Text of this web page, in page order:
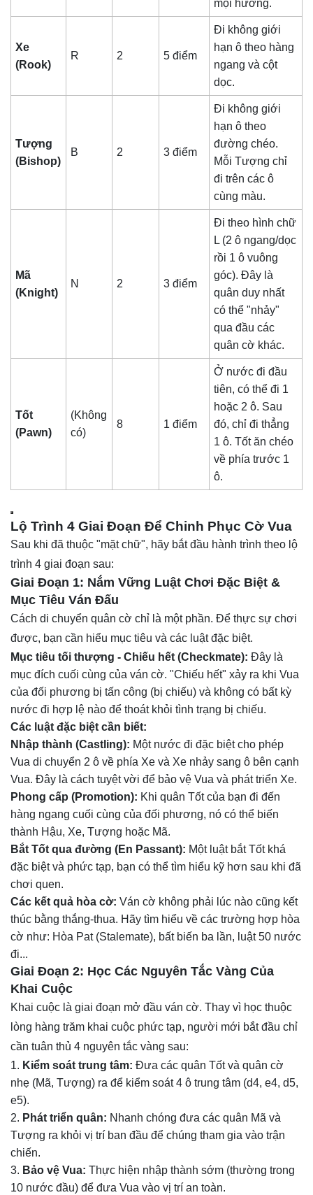
mọi hướng.
Xe
(Rook)
R 2 5 điểm
Đi không giới
hạn ô theo hàng
ngang và cột
dọc.
Tượng
(Bishop)
B 2 3 điểm
Đi không giới
hạn ô theo
đường chéo.
Mỗi Tượng chỉ
đi trên các ô
cùng màu.
Mã
(Knight)
N 2 3 điểm
Đi theo hình chữ
L (2 ô ngang/dọc
rồi 1 ô vuông
góc). Đây là
quân duy nhất
có thể "nhảy"
qua đầu các
quân cờ khác.
Tốt
(Pawn)
(Không
có)
8 1 điểm
Ở nước đi đầu
tiên, có thể đi 1
hoặc 2 ô. Sau
đó, chỉ đi thẳng
1 ô. Tốt ăn chéo
về phía trước 1
ô.
Lộ Trình 4 Giai Đoạn Để Chinh Phục Cờ Vua
Sau khi đã thuộc "mặt chữ", hãy bắt đầu hành trình theo lộ
trình 4 giai đoạn sau:
Giai Đoạn 1: Nắm Vững Luật Chơi Đặc Biệt &
Mục Tiêu Ván Đấu
Cách di chuyển quân cờ chỉ là một phần. Để thực sự chơi
được, bạn cần hiểu mục tiêu và các luật đặc biệt.
Mục tiêu tối thượng - Chiếu hết (Checkmate): Đây là
mục đích cuối cùng của ván cờ. "Chiếu hết" xảy ra khi Vua
của đối phương bị tấn công (bị chiếu) và không có bất kỳ
nước đi hợp lệ nào để thoát khỏi tình trạng bị chiếu.
Các luật đặc biệt cần biết:
Nhập thành (Castling): Một nước đi đặc biệt cho phép
Vua di chuyển 2 ô về phía Xe và Xe nhảy sang ô bên cạnh
Vua. Đây là cách tuyệt vời để bảo vệ Vua và phát triển Xe.
Phong cấp (Promotion): Khi quân Tốt của bạn đi đến
hàng ngang cuối cùng của đối phương, nó có thể biến
thành Hậu, Xe, Tượng hoặc Mã.
Bắt Tốt qua đường (En Passant): Một luật bắt Tốt khá
đặc biệt và phức tạp, bạn có thể tìm hiểu kỹ hơn sau khi đã
chơi quen.
Các kết quả hòa cờ: Ván cờ không phải lúc nào cũng kết
thúc bằng thắng-thua. Hãy tìm hiểu về các trường hợp hòa
cờ như: Hòa Pat (Stalemate), bất biến ba lần, luật 50 nước
đi...
Giai Đoạn 2: Học Các Nguyên Tắc Vàng Của
Khai Cuộc
Khai cuộc là giai đoạn mở đầu ván cờ. Thay vì học thuộc
lòng hàng trăm khai cuộc phức tạp, người mới bắt đầu chỉ
cần tuân thủ 4 nguyên tắc vàng sau:
Kiểm soát trung tâm: Đưa các quân Tốt và quân cờ
nhẹ (Mã, Tượng) ra để kiểm soát 4 ô trung tâm (d4, e4, d5,
e5).
Phát triển quân: Nhanh chóng đưa các quân Mã và
Tượng ra khỏi vị trí ban đầu để chúng tham gia vào trận
chiến.
Bảo vệ Vua: Thực hiện nhập thành sớm (thường trong
10 nước đầu) để đưa Vua vào vị trí an toàn.